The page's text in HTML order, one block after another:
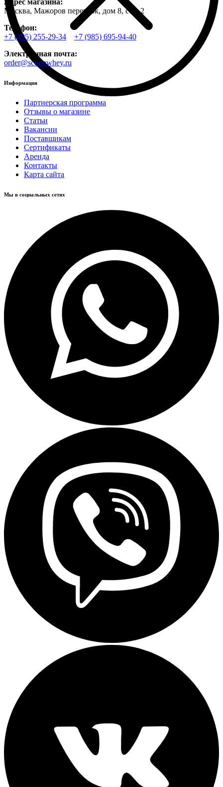
Адрес магазина:
Москва, Мажоров переулок, дом 8, стр. 2
Телефон:
+7 (495) 255-29-34
+7 (985) 695-94-40
Электронная почта:
order@scoopwhey.ru
Информация
Партнерская программа
Отзывы о магазине
Статьи
Вакансии
Поставщикам
Сертификаты
Аренда
Контакты
Карта сайта
Мы в социальных сетях